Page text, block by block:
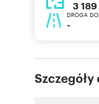
3
DROGA
-